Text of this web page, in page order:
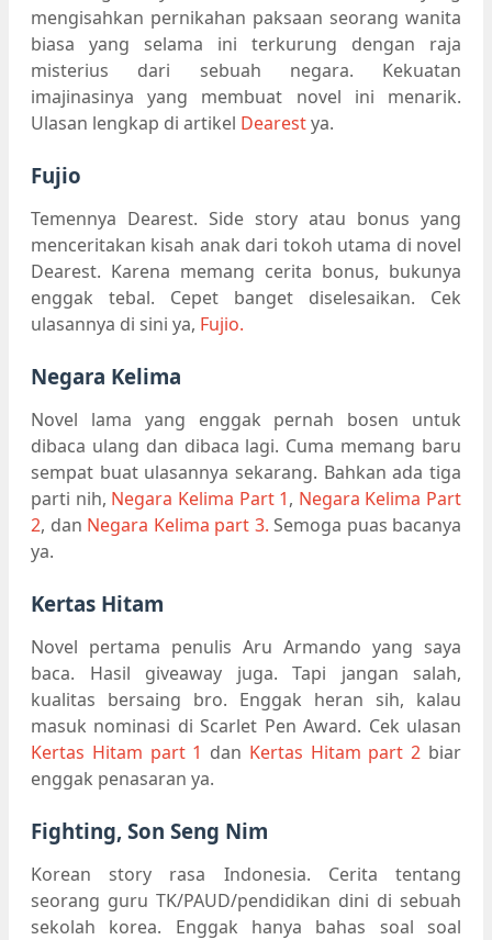
mengisahkan pernikahan paksaan seorang wanita
biasa yang selama ini terkurung dengan raja
misterius dari sebuah negara. Kekuatan
imajinasinya yang membuat novel ini menarik.
Ulasan lengkap di artikel Dearestya.
Fujio
Temennya Dearest. Side story atau bonus yang
menceritakan kisah anak dari tokoh utama di novel
Dearest. Karena memang cerita bonus, bukunya
enggak tebal. Cepet banget diselesaikan. Cek
ulasannya di sini ya, Fujio.
Negara Kelima
Novel lama yang enggak pernah bosen untuk
dibaca ulang dan dibaca lagi. Cuma memang baru
sempat buat ulasannya sekarang. Bahkan ada tiga
parti nih, Negara Kelima Part 1, Negara Kelima Part
2, dan Negara Kelima part 3. Semoga puas bacanya
ya.
Kertas Hitam
Novel pertama penulis Aru Armando yang saya
baca. Hasil giveaway juga. Tapi jangan salah,
kualitas bersaing bro. Enggak heran sih, kalau
masuk nominasi di Scarlet Pen Award. Cek ulasan
Kertas Hitam part 1 dan Kertas Hitam part 2 biar
enggak penasaran ya.
Fighting, Son Seng Nim
Korean story rasa Indonesia. Cerita tentang
seorang guru TK/PAUD/pendidikan dini di sebuah
sekolah korea. Enggak hanya bahas soal soal